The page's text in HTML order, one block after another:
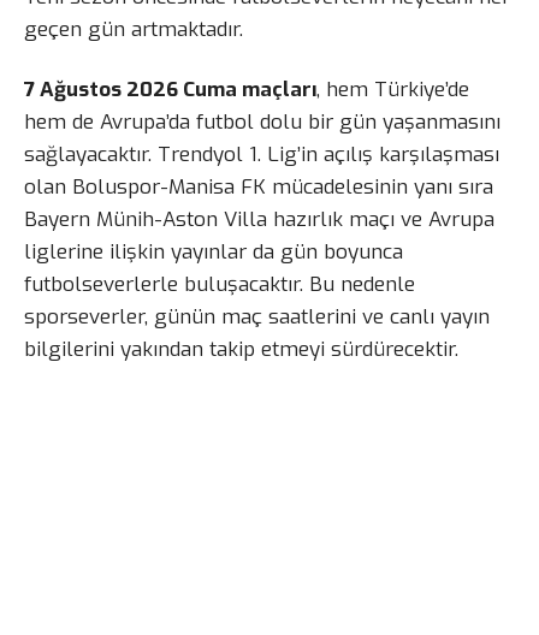
geçen gün artmaktadır.
7 Ağustos 2026 Cuma maçları, hem Türkiye’de
hem de Avrupa’da futbol dolu bir gün yaşanmasını
sağlayacaktır. Trendyol 1. Lig’in açılış karşılaşması
olan Boluspor-Manisa FK mücadelesinin yanı sıra
Bayern Münih-Aston Villa hazırlık maçı ve Avrupa
liglerine ilişkin yayınlar da gün boyunca
futbolseverlerle buluşacaktır. Bu nedenle
sporseverler, günün maç saatlerini ve canlı yayın
bilgilerini yakından takip etmeyi sürdürecektir.